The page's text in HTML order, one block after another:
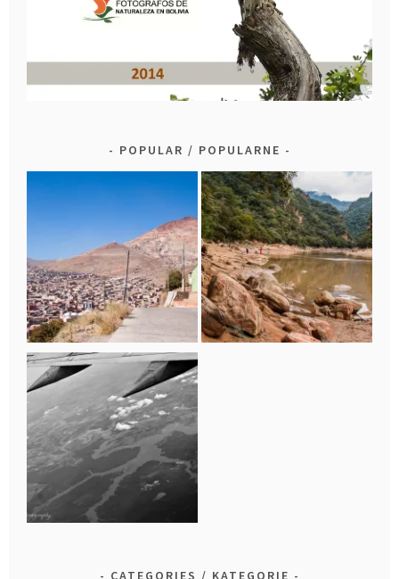
POPULAR / POPULARNE